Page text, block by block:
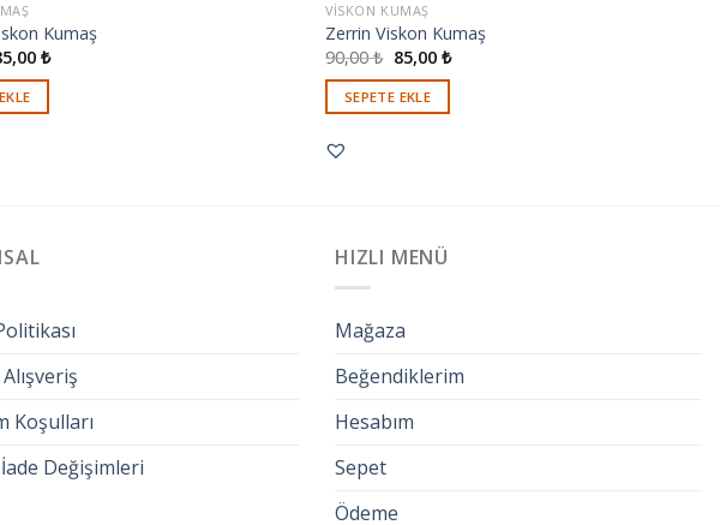
Kumaş
₺
VISKON KUMAŞ
Zerrin Viskon Kumaş
90,00₺ 85,00 ₺
SEPETE EKLE
Koşulları
Değişimleri
HIZLI MENÜ
Mağaza
Beğendiklerim
Hesabım
Sepet
Ödeme